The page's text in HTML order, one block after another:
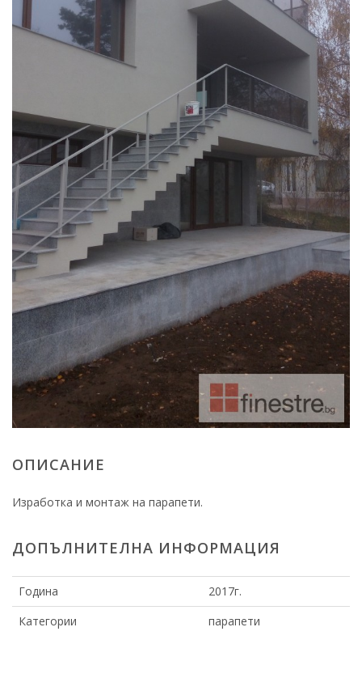
ОПИСАНИЕ
Изработка и монтаж на парапети.
ДОПЪЛНИТЕЛНА ИНФОРМАЦИЯ
Година
2017г.
Категории
парапети